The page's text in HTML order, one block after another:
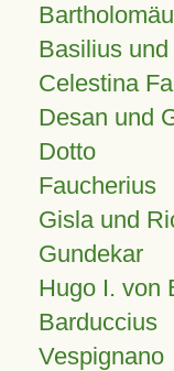
Basilius
Celestina
Desan und
Dotto
Faucherius
Gisla und
Gundekar
Hugo I. von
Vespignano